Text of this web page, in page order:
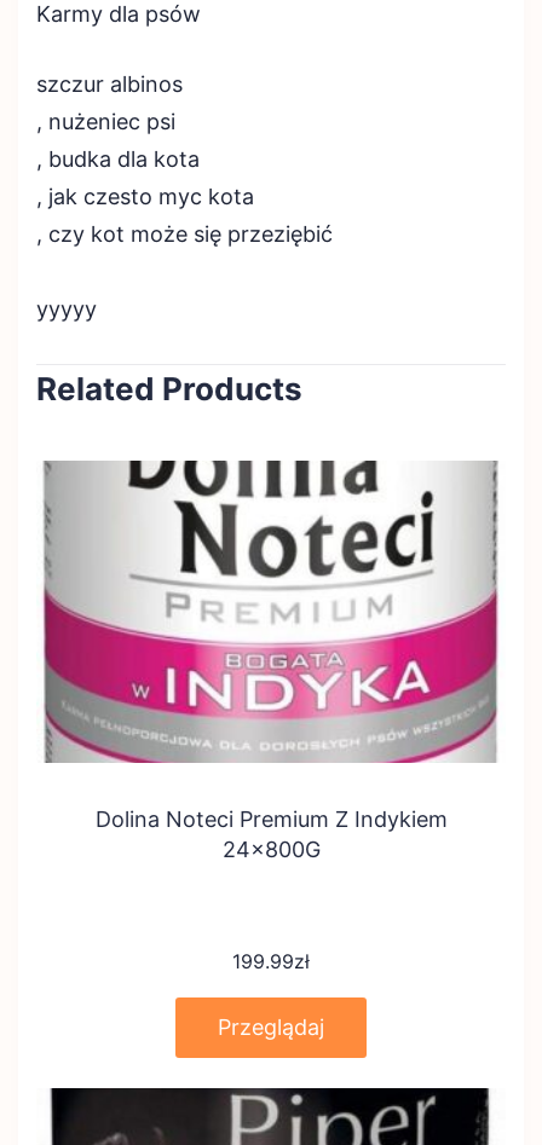
Karmy dla psów
szczur albinos
, nużeniec psi
, budka dla kota
, jak czesto myc kota
, czy kot może się przeziębić
yyyyy
Related Products
Dolina Noteci Premium Z Indykiem
24x800G
199.99zł
Przeglądaj